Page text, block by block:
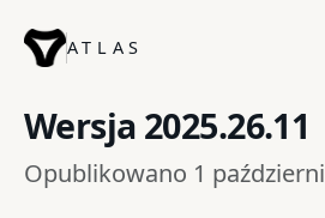
ATLAS
Wersja 2025.26.11
Opublikowano 1